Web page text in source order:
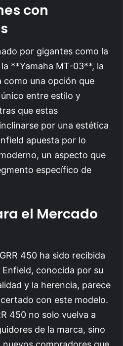
con
por gigantes como la
**Yamaha MT-03**, la
como una opción que
entre estilo y
que estas
por una estética
apuesta por lo
un aspecto que
específico de
el Mercado
450 ha sido recibida
conocida por su
y la herencia, parece
con este modelo.
450 no solo vuelva a
de la marca, sino